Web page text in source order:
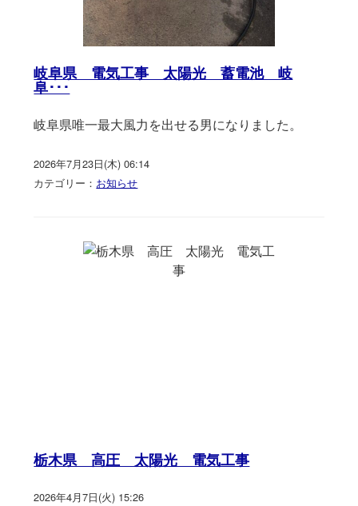
岐阜県 電気工事 太陽光 蓄電池 岐
阜･･･
岐阜県唯一最大風力を出せる男になりました。
2026年7月23日(木) 06:14
カテゴリー： お知らせ
栃木県 高圧 太陽光 電気工事
2026年4月7日(火) 15:26